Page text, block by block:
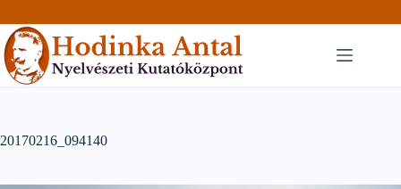
to
content
20170216_094140